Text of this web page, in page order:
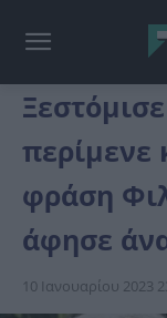
περίμενε
φράση
άφησε
10 Ιανουαρίου 2023